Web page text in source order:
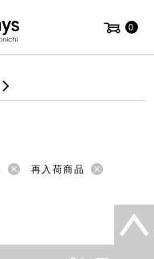
0
再入荷商品